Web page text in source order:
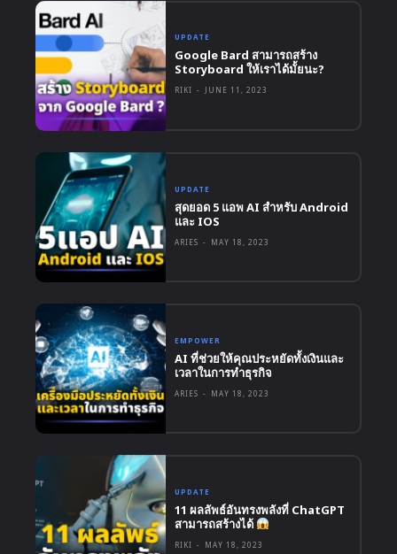
UPDATE
Google Bard สามารถสร้าง
Storyboard ให้เราได้มั้ยนะ?
RIKI - JUNE 11, 2023
UPDATE
สุดยอด 5 แอพ AI สำหรับ Android
และ IOS
ARIES - MAY 18, 2023
EMPOWER
AI ที่ช่วยให้คุณประหยัดทั้งเงินและ
เวลาในการทำธุรกิจ
ARIES - MAY 18, 2023
UPDATE
11 ผลลัพธ์อันทรงพลังที่ ChatGPT
สามารถสร้างได้
RIKI - MAY 18, 2023